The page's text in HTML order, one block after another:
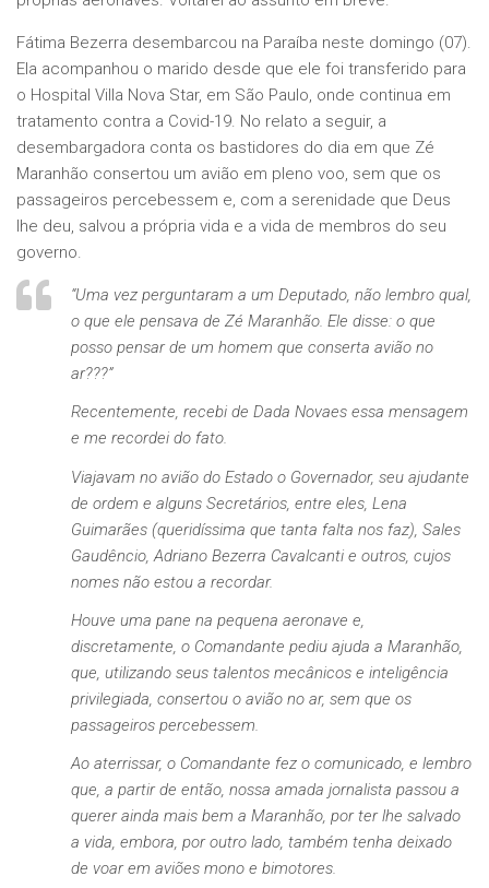
Fátima Bezerra desembarcou na Paraíba neste domingo (07).
Ela acompanhou o marido desde que ele foi transferido para
o Hospital Villa Nova Star, em São Paulo, onde continua em
tratamento contra a Covid-19. No relato a seguir, a
desembargadora conta os bastidores do dia em que Zé
Maranhão consertou um avião em pleno voo, sem que os
passageiros percebessem e, com a serenidade que Deus
lhe deu, salvou a própria vida e a vida de membros do seu
governo.
“Uma vez perguntaram a um Deputado, não lembro qual,
o que ele pensava de Zé Maranhão. Ele disse: o que
posso pensar de um homem que conserta avião no
ar???”
Recentemente, recebi de Dada Novaes essa mensagem
e me recordei do fato.
Viajavam no avião do Estado o Governador, seu ajudante
de ordem e alguns Secretários, entre eles, Lena
Guimarães (queridíssima que tanta falta nos faz), Sales
Gaudêncio, Adriano Bezerra Cavalcanti e outros, cujos
nomes não estou a recordar.
Houve uma pane na pequena aeronave e,
discretamente, o Comandante pediu ajuda a Maranhão,
que, utilizando seus talentos mecânicos e inteligência
privilegiada, consertou o avião no ar, sem que os
passageiros percebessem.
Ao aterrissar, o Comandante fez o comunicado, e lembro
que, a partir de então, nossa amada jornalista passou a
querer ainda mais bem a Maranhão, por ter lhe salvado
a vida, embora, por outro lado, também tenha deixado
de voar em aviões mono e bimotores.